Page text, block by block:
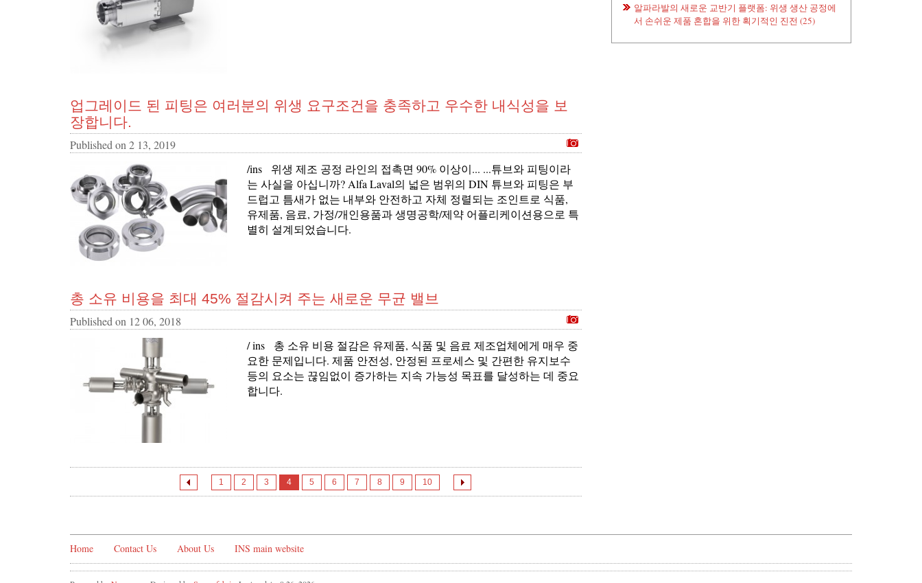
업그레이드 된 피팅은 여러분의 위생 요구조건을 충족하고 우수한 내식성을 보
장합니다.
Published on 2 13, 2019
/ins 위생 제조 공정 라인의 접촉면 90% 이상이... ...튜브와 피팅이라
는 사실을 아십니까? Alfa Laval의 넓은 범위의 DIN 튜브와 피팅은 부
드럽고 틈새가 없는 내부와 안전하고 자체 정렬되는 조인트로 식품,
유제품, 음료, 가정/개인용품과 생명공학/제약 어플리케이션용으로 특
별히 설계되었습니다.
총 소유 비용을 최대 45% 절감시켜 주는 새로운 무균 밸브
Published on 12 06, 2018
/ ins 총 소유 비용 절감은 유제품, 식품 및 음료 제조업체에게 매우 중
요한 문제입니다. 제품 안전성, 안정된 프로세스 및 간편한 유지보수
등의 요소는 끊임없이 증가하는 지속 가능성 목표를 달성하는 데 중요
합니다.
1 2 3 4 5 6 7 8 9 10
알파라발의 새로운 교반기 플랫폼: 위생 생산 공정에
서 손쉬운 제품 혼합을 위한 획기적인 진전 (25)
Home Contact Us About Us INS main website